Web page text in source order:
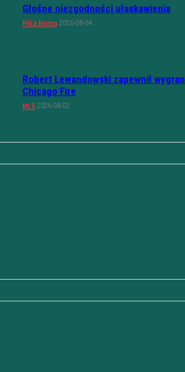
Głośne niezgodności ułaskawienia
Piłka Nożna 2026-08-04
Robert Lewandowski zapewnił
Chicago Fire
MLS 2026-08-02